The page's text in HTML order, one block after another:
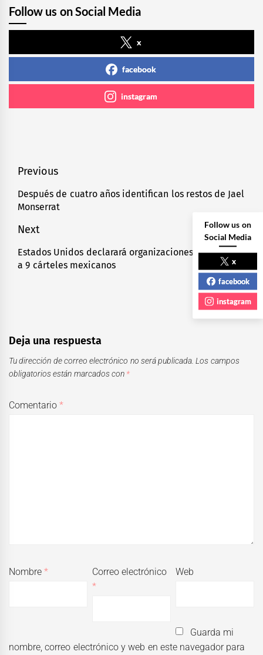
Follow us on Social Media
x
facebook
instagram
Navegación
de
entradas
Previous
Previous
post:
Después de cuatro años identifican los restos de Jael
Monserrat
Next
Next
post:
Estados Unidos declarará organizaciones terroristas
a 9 cárteles mexicanos
Deja una respuesta
Tu dirección de correo electrónico no será publicada. Los campos
obligatorios están marcados con *
Comentario*
Nombre*
Correo electrónico
*
Web
Guarda mi
nombre, correo electrónico y web en este navegador para
Follow us on
Social Media
x
facebook
instagram